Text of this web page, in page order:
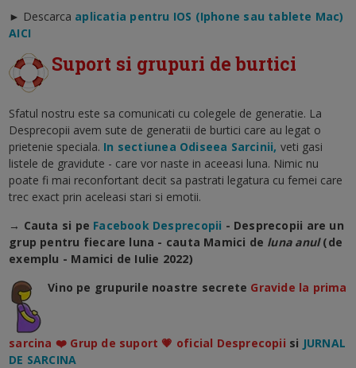
► Descarca aplicatia pentru IOS (Iphone sau tablete Mac)
AICI
Suport si grupuri de burtici
Sfatul nostru este sa comunicati cu colegele de generatie. La
Desprecopii avem sute de generatii de burtici care au legat o
prietenie speciala. In sectiunea Odiseea Sarcinii, veti gasi
listele de gravidute - care vor naste in aceeasi luna. Nimic nu
poate fi mai reconfortant decit sa pastrati legatura cu femei care
trec exact prin aceleasi stari si emotii.
→ Cauta si pe Facebook Desprecopii - Desprecopii are un
grup pentru fiecare luna - cauta Mamici de luna anul (de
exemplu - Mamici de Iulie 2022)
Vino pe grupurile noastre secrete Gravide la prima
sarcina ❤️ Grup de suport 💗 oficial Desprecopii si JURNAL
DE SARCINA